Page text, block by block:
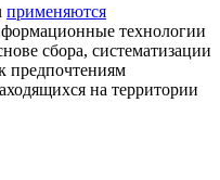
применяются
технологии
сбора, систематизации
предпочтениям
на территории